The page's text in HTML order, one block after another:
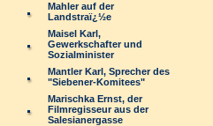
Mahler auf der
Landstraï¿½e
Maisel Karl,
Gewerkschafter und
Sozialminister
Mantler Karl, Sprecher des
"Siebener-Komitees"
Marischka Ernst, der
Filmregisseur aus der
Salesianergasse